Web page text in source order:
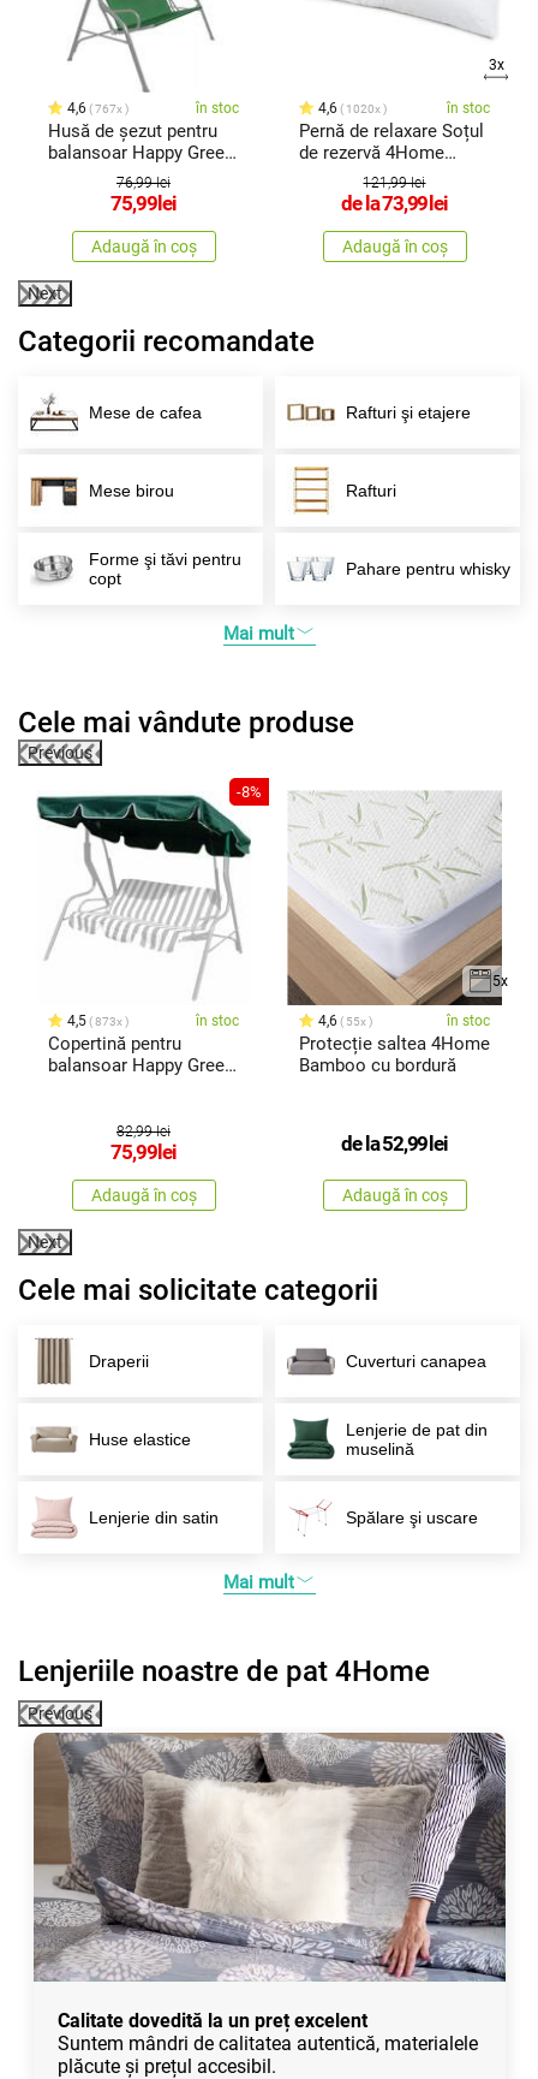
4,6 767x în stoc
Husă de șezut pentru
balansoar Happy Green
76,99 lei
75,99lei
Adaugă în coș
3x
4,6 1020x în stoc
Pernă de relaxare Soțul
de rezervă 4Home
121,99 lei
de la73,99lei
Adaugă în coș
Next
Categorii recomandate
Mese de cafea Rafturi şi etajere
Mese birou Rafturi
Forme şi tăvi pentru
copt
Pahare pentru whisky
Mai mult
Cele mai vândute produse
Previous
-8%
4,5 873x în stoc
Copertină pentru
balansoar Happy Green
82,99 lei
75,99lei
Adaugă în coș
5x
4,6 55x în stoc
Protecție saltea 4Home
Bamboo cu bordură
de la52,99lei
Adaugă în coș
Next
Cele mai solicitate categorii
Draperii Cuverturi canapea
Huse elastice
Lenjerie de pat din
muselină
Lenjerie din satin Spălare şi uscare
Mai mult
Lenjeriile noastre de pat 4Home
Previous
Calitate dovedită la un preț excelent
Suntem mândri de calitatea autentică, materialele
plăcute și prețul accesibil.